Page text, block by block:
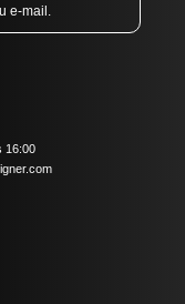
e-mail.
16:00